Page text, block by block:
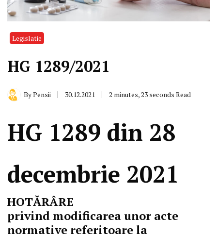
Legislatie
HG 1289/2021
ByPensii 30.12.2021 2 minutes, 23 seconds Read
HG 1289 din 28
decembrie 2021
HOTĂRÂRE
privind modificarea unor acte
normative referitoare la